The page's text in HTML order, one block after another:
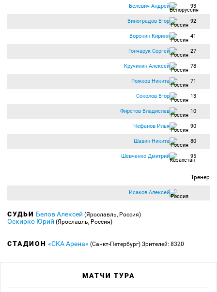
Белевич Андрей 93
Виноградов Егор 92
Воронин Кирилл 41
Гончарук Сергей 27
Кручинин Алексей 78
Рожков Никита 71
Соколов Егор 13
Фирстов Владислав 10
Чефанов Илья 90
Шавин Никита 80
Шевченко Дмитрий 95
Тренер
Исаков Алексей
СУДЬИ Белов Алексей (Ярославль, Россия)
Оскирко Юрий (Ярославль, Россия)
СТАДИОН «СКА Арена» (Санкт-Петербург) Зрителей: 8320
МАТЧИ ТУРА